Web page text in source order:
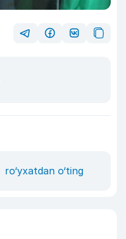
ro‘yxatdan o‘ting